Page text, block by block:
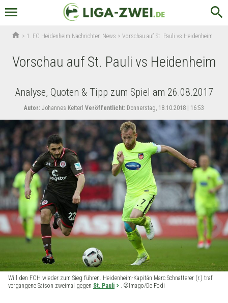
menu search
home > 1. FC Heidenheim Nachrichten News >Vorschau auf St. Pauli vs Heidenheim
Vorschau auf St. Pauli vs Heidenheim
Analyse, Quoten & Tipp zum Spiel am 26.08.2017
Autor: Johannes Ketterl Veröffentlicht: Donnerstag, 18.10.2018 | 16:53
Will den FCH wieder zum Sieg führen. Heidenheim-Kapitän Marc Schnatterer (r.) traf
vergangene Saison zweimal gegen St. Pauli . ©Imago/De Fodi